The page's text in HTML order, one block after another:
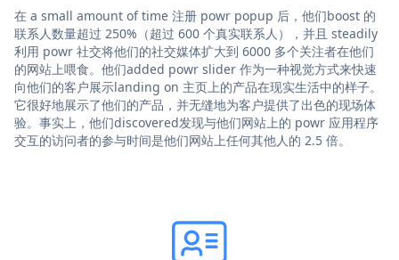
在 a small amount of time 注册 powr popup 后，他们boost 的
联系人数量超过 250%（超过 600 个真实联系人），并且 steadily
利用 powr 社交将他们的社交媒体扩大到 6000 多个关注者在他们
的网站上喂食。他们added powr slider 作为一种视觉方式来快速
向他们的客户展示landing on 主页上的产品在现实生活中的样子。
它很好地展示了他们的产品，并无缝地为客户提供了出色的现场体
验。事实上，他们discovered发现与他们网站上的 powr 应用程序
交互的访问者的参与时间是他们网站上任何其他人的 2.5 倍。